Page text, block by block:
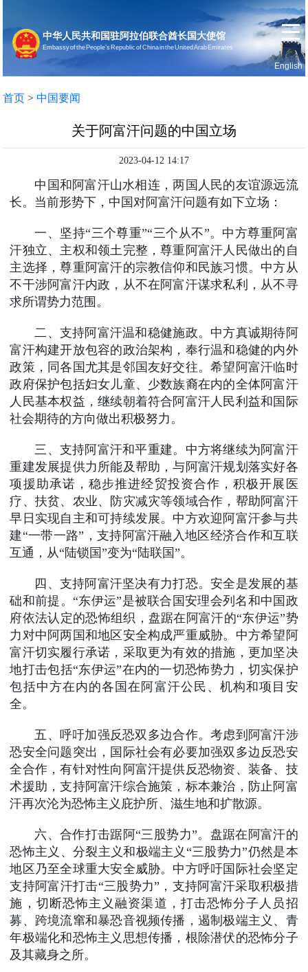
中华人民共和国驻阿拉伯联合酋长国大使馆
Embassy of the People’s Republic of China in the United Arab Emirates
English
首页 >中国要闻
关于阿富汗问题的中国立场
2023-04-12 14:17
中国和阿富汗山水相连，两国人民的友谊源远流
长。当前形势下，中国对阿富汗问题有如下立场：
一、坚持“三个尊重”“三个从不”。中方尊重阿富
汗独立、主权和领土完整，尊重阿富汗人民做出的自
主选择，尊重阿富汗的宗教信仰和民族习惯。中方从
不干涉阿富汗内政，从不在阿富汗谋求私利，从不寻
求所谓势力范围。
二、支持阿富汗温和稳健施政。中方真诚期待阿
富汗构建开放包容的政治架构，奉行温和稳健的内外
政策，同各国尤其是邻国友好交往。希望阿富汗临时
政府保护包括妇女儿童、少数族裔在内的全体阿富汗
人民基本权益，继续朝着符合阿富汗人民利益和国际
社会期待的方向做出积极努力。
三、支持阿富汗和平重建。中方将继续为阿富汗
重建发展提供力所能及帮助，与阿富汗规划落实好各
项援助承诺，稳步推进经贸投资合作，积极开展医
疗、扶贫、农业、防灾减灾等领域合作，帮助阿富汗
早日实现自主和可持续发展。中方欢迎阿富汗参与共
建“一带一路”，支持阿富汗融入地区经济合作和互联
互通，从“陆锁国”变为“陆联国”。
四、支持阿富汗坚决有力打恐。安全是发展的基
础和前提。“东伊运”是被联合国安理会列名和中国政
府依法认定的恐怖组织，盘踞在阿富汗的“东伊运”势
力对中阿两国和地区安全构成严重威胁。中方希望阿
富汗切实履行承诺，采取更为有效的措施，更加坚决
地打击包括“东伊运”在内的一切恐怖势力，切实保护
包括中方在内的各国在阿富汗公民、机构和项目安
全。
五、呼吁加强反恐双多边合作。考虑到阿富汗涉
恐安全问题突出，国际社会有必要加强双多边反恐安
全合作，有针对性向阿富汗提供反恐物资、装备、技
术援助，支持阿富汗综合施策，标本兼治，防止阿富
汗再次沦为恐怖主义庇护所、滋生地和扩散源。
六、合作打击踞阿“三股势力”。盘踞在阿富汗的
恐怖主义、分裂主义和极端主义“三股势力”仍然是本
地区乃至全球重大安全威胁。中方呼吁国际社会坚定
支持阿富汗打击“三股势力”，支持阿富汗采取积极措
施，切断恐怖主义融资渠道，打击恐怖分子人员招
募、跨境流窜和暴恐音视频传播，遏制极端主义、青
年极端化和恐怖主义思想传播，根除潜伏的恐怖分子
及其藏身之所。